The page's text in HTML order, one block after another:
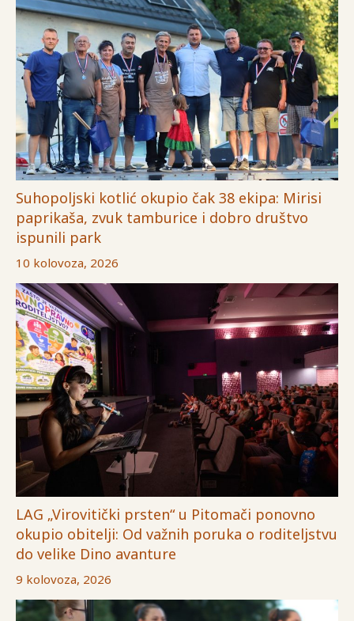
Suhopoljski kotlić okupio čak 38 ekipa: Mirisi
paprikaša, zvuk tamburice i dobro društvo
ispunili park
10 kolovoza, 2026
LAG „Virovitički prsten“ u Pitomači ponovno
okupio obitelji: Od važnih poruka o roditeljstvu
do velike Dino avanture
9 kolovoza, 2026